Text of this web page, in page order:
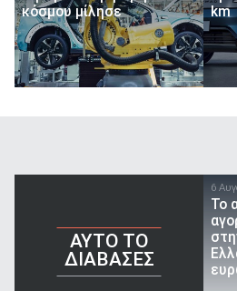
κόσμου μίλησε
km
AYTO TO
ΔΙΑΒΑΣΕΣ
6
To